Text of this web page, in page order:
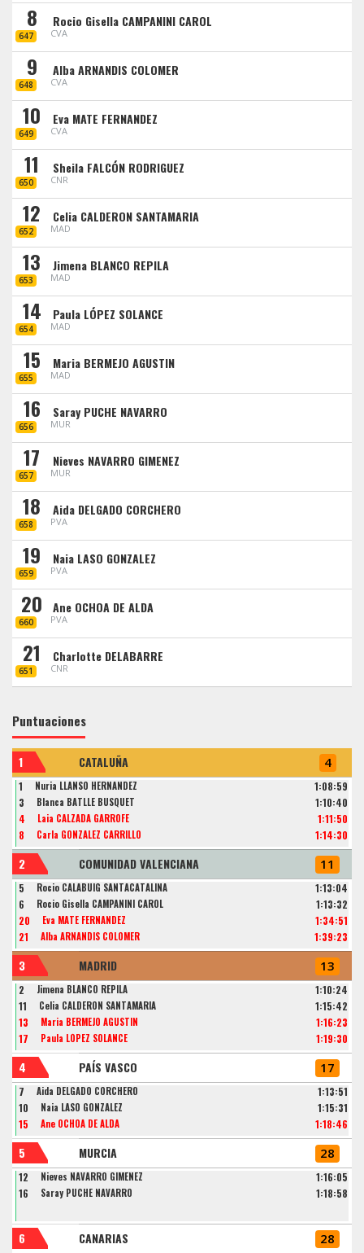
8
647
Rocio Gisella CAMPANINI CAROL
CVA
9
648
Alba ARNANDIS COLOMER
CVA
10
649
Eva MATE FERNANDEZ
CVA
11
650
Sheila FALCÓN RODRIGUEZ
CNR
12
652
Celia CALDERON SANTAMARIA
MAD
13
653
Jimena BLANCO REPILA
MAD
14
654
Paula LÓPEZ SOLANCE
MAD
15
655
Maria BERMEJO AGUSTIN
MAD
16
656
Saray PUCHE NAVARRO
MUR
17
657
Nieves NAVARRO GIMENEZ
MUR
18
658
Aida DELGADO CORCHERO
PVA
19
659
Naia LASO GONZALEZ
PVA
20
660
Ane OCHOA DE ALDA
PVA
21
651
Charlotte DELABARRE
CNR
Puntuaciones
1 CATALUÑA 4
1 Nuria LLANSO HERNANDEZ
1:08:59
3
Blanca BATLLE BUSQUET
1:10:40
4
Laia CALZADA GARROFE
1:11:50
8
Carla GONZALEZ CARRILLO 1:14:30
2 COMUNIDAD VALENCIANA 11
5 Rocio CALABUIG SANTACATALINA
1:13:04
6
Rocio Gisella CAMPANINI CAROL
1:13:32
20
Eva MATE FERNANDEZ
1:34:51
21
Alba ARNANDIS COLOMER 1:39:23
3 MADRID 13
2 Jimena BLANCO REPILA
1:10:24
11
Celia CALDERON SANTAMARIA
1:15:42
13
Maria BERMEJO AGUSTIN
1:16:23
17
Paula LÓPEZ SOLANCE 1:19:30
4 PAÍS VASCO 17
7 Aida DELGADO CORCHERO
1:13:51
10
Naia LASO GONZALEZ
1:15:31
15
Ane OCHOA DE ALDA 1:18:46
5 MURCIA 28
12 Nieves NAVARRO GIMENEZ
1:16:05
16
Saray PUCHE NAVARRO 1:18:58
6 CANARIAS 28